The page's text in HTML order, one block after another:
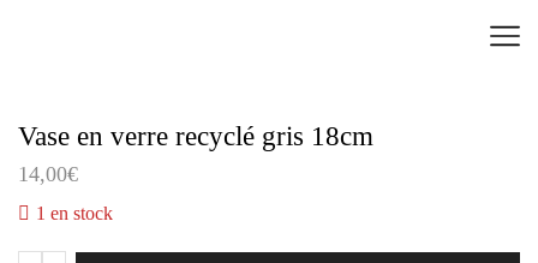
Vase en verre recyclé gris 18cm
14,00€
1 en stock